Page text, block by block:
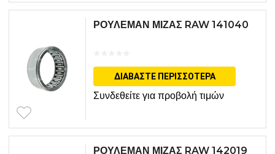
ΡΟΥΛΕΜΑΝ ΜΙΖΑΣ RAW 141040
ΔΙΑΒΆΣΤΕ ΠΕΡΙΣΣΌΤΕΡΑ
Συνδεθείτε για προβολή τιμών
ΡΟΥΛΕΜΑΝ ΜΙΖΑΣ RAW 142019